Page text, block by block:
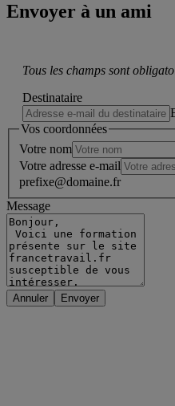
Envoyer à un ami
Tous les champs sont
Destinataire
Vos coordonnées
Votre nom
Votre adresse e-mail
prefixe@domaine.fr
Message
Annuler